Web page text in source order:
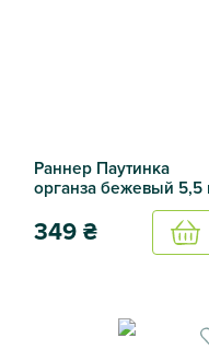
Раннер Паутинка
органза бежевый 5,5
349₴